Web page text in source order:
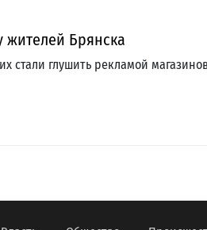
жителей Брянска
стали глушить рекламой